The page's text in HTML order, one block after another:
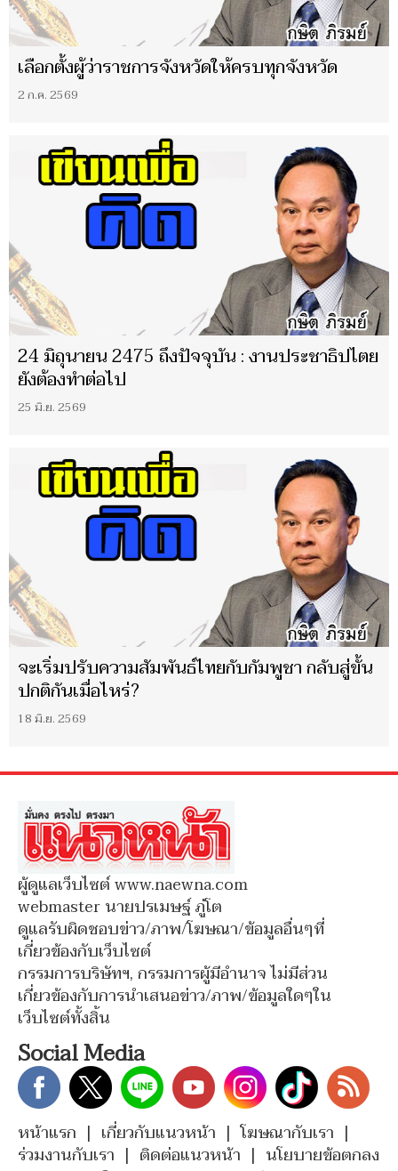
เลือกตั้งผู้ว่าราชการจังหวัดให้ครบทุกจังหวัด
2 ก.ค. 2569
24 มิถุนายน 2475 ถึงปัจจุบัน : งานประชาธิปไตย
ยังต้องทำต่อไป
25 มิ.ย. 2569
จะเริ่มปรับความสัมพันธ์ไทยกับกัมพูชา กลับสู่ขั้น
ปกติกันเมื่อไหร่?
18 มิ.ย. 2569
ผู้ดูแลเว็บไซต์ www.naewna.com
webmaster นายปรเมษฐ์ ภู่โต
ดูแลรับผิดชอบข่าว/ภาพ/โฆษณา/ข้อมูลอื่นๆที่
เกี่ยวข้องกับเว็บไซต์
กรรมการบริษัทฯ, กรรมการผู้มีอำนาจ ไม่มีส่วน
เกี่ยวข้องกับการนำเสนอข่าว/ภาพ/ข้อมูลใดๆใน
เว็บไซต์ทั้งสิ้น
Social Media
หน้าแรก | เกี่ยวกับแนวหน้า | โฆษณากับเรา |
ร่วมงานกับเรา | ติดต่อแนวหน้า | นโยบายข้อตกลง